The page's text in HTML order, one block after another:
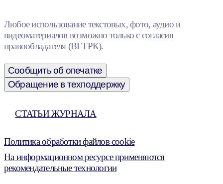
Любое использование текстовых, фото, аудио и
видеоматериалов возможно только с согласия
правообладателя (ВГТРК).
Сообщить об опечатке
Обращение в техподдержку
СТАТЬИ ЖУРНАЛА
Политика обработки файлов cookie
На информационном ресурсе применяются
рекомендательные технологии